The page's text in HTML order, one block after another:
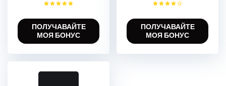
ПОЛУЧАВАЙТЕ
МОЯ БОНУС
ПОЛУЧАВАЙТЕ
МОЯ БОНУС